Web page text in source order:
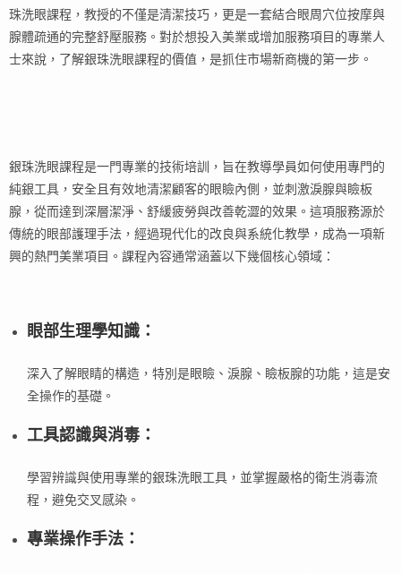
珠洗眼課程，教授的不僅是清潔技巧，更是一套結合眼周穴位按摩與
腺體疏通的完整舒壓服務。對於想投入美業或增加服務項目的專業人
士來說，了解銀珠洗眼課程的價值，是抓住市場新商機的第一步。
銀珠洗眼課程是一門專業的技術培訓，旨在教導學員如何使用專門的
純銀工具，安全且有效地清潔顧客的眼瞼內側，並刺激淚腺與瞼板
腺，從而達到深層潔淨、舒緩疲勞與改善乾澀的效果。這項服務源於
傳統的眼部護理手法，經過現代化的改良與系統化教學，成為一項新
興的熱門美業項目。課程內容通常涵蓋以下幾個核心領域：
眼部生理學知識 ：
深入了解眼睛的構造，特別是眼瞼、淚腺、瞼板腺的功能，這是安
全操作的基礎。
工具認識與消毒 ：
學習辨識與使用專業的銀珠洗眼工具，並掌握嚴格的衛生消毒流
程，避免交叉感染。
專業操作手法 ：